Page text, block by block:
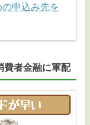
申込み先を
費者金融に軍配